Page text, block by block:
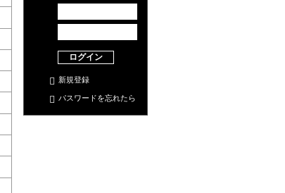
ログイン
新規登録
パスワードを忘れたら